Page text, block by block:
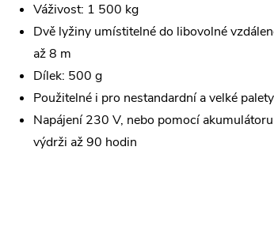
Váživost: 1 500 kg
Dvě lyžiny umístitelné do libovolné
až 8 m
Dílek: 500 g
Použitelné i pro nestandardní a velké palety
Napájení 230 V, nebo pomocí
výdrži až 90 hodin